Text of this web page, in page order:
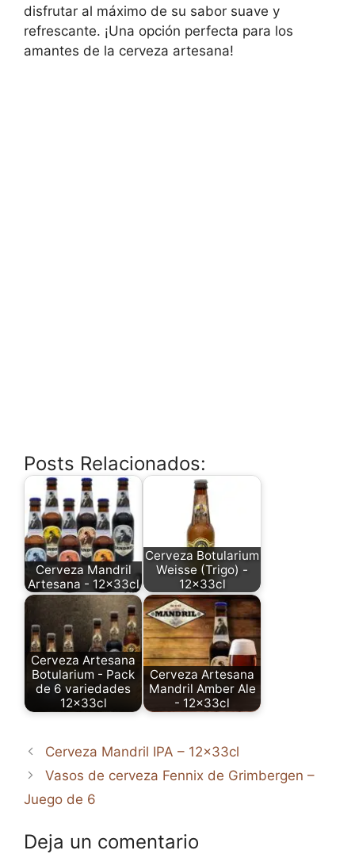
disfrutar al máximo de su sabor suave y
refrescante. ¡Una opción perfecta para los
amantes de la cerveza artesana!
Posts Relacionados:
Cerveza Mandril
Artesana - 12x33cl
Cerveza Botularium
Weisse (Trigo) -
12x33cl
Cerveza Artesana
Botularium - Pack
de 6 variedades
12x33cl
Cerveza Artesana
Mandril Amber Ale
- 12x33cl
Cerveza Mandril IPA – 12x33cl
Vasos de cerveza Fennix de Grimbergen –
Juego de 6
Deja un comentario